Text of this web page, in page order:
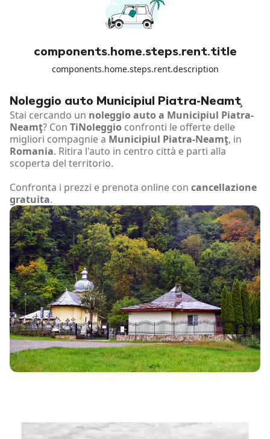
components.home.steps.rent.title
components.home.steps.rent.description
Noleggio auto Municipiul Piatra-Neamţ
Stai cercando un noleggio auto a Municipiul Piatra-
Neamţ? Con TiNoleggio confronti le offerte delle
migliori compagnie a Municipiul Piatra-Neamţ, in
Romania. Ritira l'auto in centro città e parti alla
scoperta del territorio.
Confronta i prezzi e prenota online con cancellazione
gratuita.